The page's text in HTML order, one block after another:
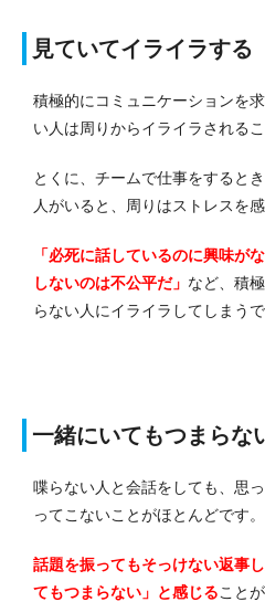
見ていてイライラする
積極的にコミュニケーションを
い人は周りからイライラされるこ
とくに、チームで仕事をすると
人がいると、周りはストレスを
「必死に話しているのに興味が
しないのは不公平だ」 など、積
らない人にイライラしてしまうで
一緒にいてもつまらな
喋らない人と会話をしても、思
ってこないことがほとんどです。
話題を振ってもそっけない返事
てもつまらない」と感じること